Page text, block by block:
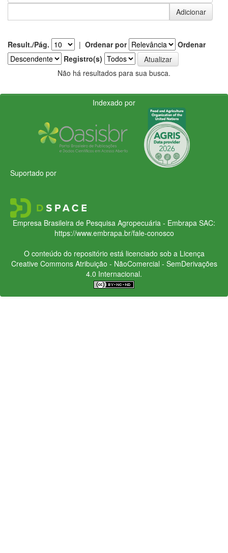
Result./Pág. | Ordenar por
Ordenar
Registro(s)
Não há resultados para sua busca.
Indexado por
Suportado por
Empresa Brasileira de Pesquisa Agropecuária - Embrapa SAC:
https://www.embrapa.br/fale-conosco
O conteúdo do repositório está licenciado sob a Licença
Creative CommonsAtribuição - NãoComercial - SemDerivações
4.0 Internacional.